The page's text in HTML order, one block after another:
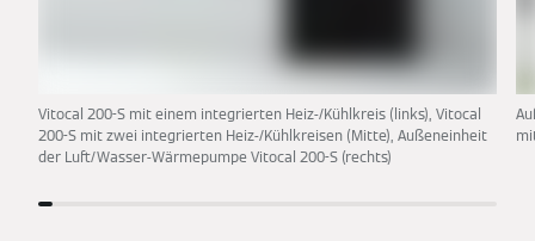
Vitocal 200-S mit einem integrierten Heiz-/Kühlkreis (links), Vitocal
200-S mit zwei integrierten Heiz-/Kühlkreisen (Mitte), Außeneinheit
der Luft/Wasser-Wärmepumpe Vitocal 200-S (rechts)